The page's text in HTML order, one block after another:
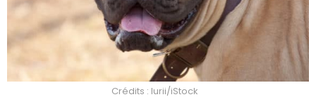
Crédits : Iurii/iStock